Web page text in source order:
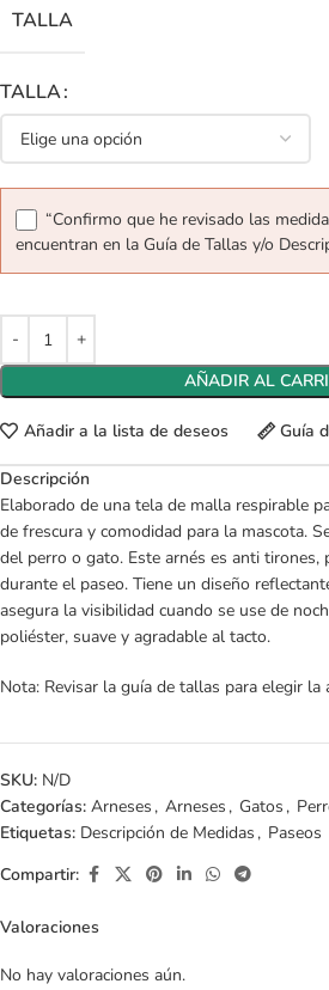
TALLA
TALLA
“Confirmo que he revisado las
encuentran en la Guía de Tallas y/o
AÑADIR AL
Añadir a la lista de deseos Guía
Descripción
Elaborado de una tela de malla respirable
de frescura y comodidad para la mascota.
del perro o gato. Este arnés es anti
durante el paseo. Tiene un diseño
asegura la visibilidad cuando se use de
poliéster, suave y agradable al tacto.
Nota: Revisar la guía de tallas para elegir la
SKU: N/D
Categorías: Arneses , Arneses , Gatos ,
Etiquetas: Descripción de Medidas , Paseos
Compartir:
Valoraciones
No hay valoraciones aún.